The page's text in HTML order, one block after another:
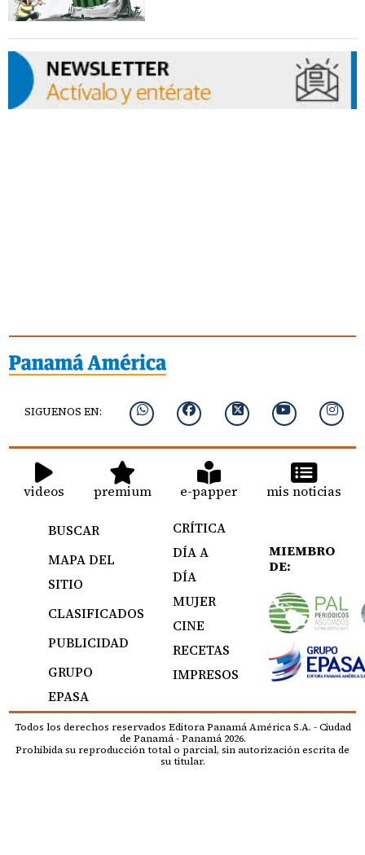
SIGUENOS EN:
videos premium e-papper mis noticias
BUSCAR
MAPA DEL
SITIO
CLASIFICADOS
PUBLICIDAD
GRUPO
EPASA
CRÍTICA
DÍA A
DÍA
MUJER
CINE
RECETAS
IMPRESOS
MIEMBRO
DE:
Todos los derechos reservados Editora Panamá América S.A. - Ciudad
de Panamá - Panamá 2026.
Prohibida su reproducción total o parcial, sin autorización escrita de
su titular.